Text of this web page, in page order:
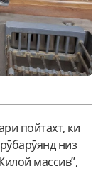
пойтахт, ки
низ
массив”,